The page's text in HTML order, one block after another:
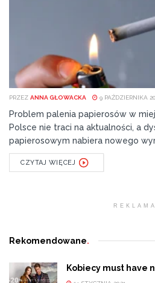
PRZEZ ANNA GŁOWACKA 9 PAŹDZIERNIKA
Problem palenia papierosów w
Polsce nie traci na aktualności, a
papierosowym nabiera nowego
CZYTAJ WIĘCEJ
REKLAMA
Rekomendowane.
Kobiecy must have